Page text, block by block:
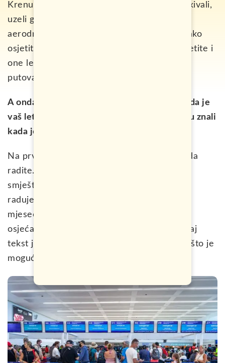
Krenuli ste na putovanje koje ste dugo iščekivali,
uzeli godišnji odmor i uzbuđeni stigli na
aerodrom. Čekirali ste svoj prtljag i već polako
osjetite kako raste uzbuđenje pred put. Osjetite i
one leptiriće u stomaku koji se javljaju pred
putovanja kao što je ovo.
A onda, kao iz vedra neba, dobijate poruku da je
vaš let odgođen i da će vam javiti kada budu znali
kada je novi let.
Na prvu ste sigurno šokirani i ne znate šta da
radite. Već ste isplanirali sve i propada vam
smještaj koji ste rezervisali, ture kojima se
radujete. Propada vam odmor o kojem ste
mjesecima maštali. Iskreno, znam kako se
osjećate i glavni razlog zbog kojeg pišem ovaj
tekst je kako bih vam pomogao da izvučete što je
moguće više iz ove situacije.